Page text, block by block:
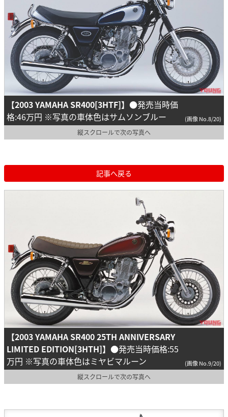
【2003 YAMAHA SR400[3HTF]】 ●発売当時価
格:46万円 ※写真の車体色はサムソンブルー
(画像 No.8/20)
縦スクロールで次の写真へ
記事へ戻る
【2003 YAMAHA SR400 25TH ANNIVERSARY
LIMITED EDITION[3HTH]】 ●発売当時価格:55
万円 ※写真の車体色はミヤビマルーン
(画像 No.9/20)
縦スクロールで次の写真へ